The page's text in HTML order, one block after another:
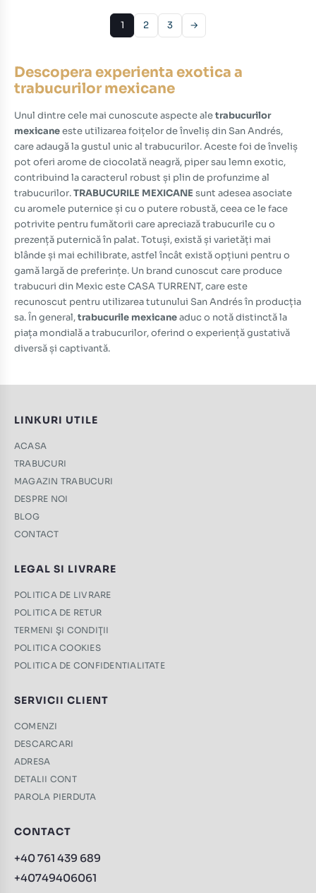
1 2 3 →
Descopera experienta exotica a
trabucurilor mexicane
Unul dintre cele mai cunoscute aspecte aletrabucurilor
mexicaneeste utilizarea foițelor de înveliș din San Andrés,
care adaugă la gustul unic al trabucurilor. Aceste foi de înveliș
pot oferi arome de ciocolată neagră, piper sau lemn exotic,
contribuind la caracterul robust și plin de profunzime al
trabucurilor.TRABUCURILE MEXICANE sunt adesea asociate
cu aromele puternice și cu o putere robustă, ceea ce le face
potrivite pentru fumătorii care apreciazătrabucurilecu o
prezență puternică în palat. Totuși, există și varietăți mai
blânde și mai echilibrate, astfel încât există opțiuni pentru o
gamă largă de preferințe. Un brand cunoscut care produce
trabucuri din Mexiceste CASA TURRENT, care este
recunoscut pentru utilizarea tutunului San Andrésîn producția
sa. În general,trabucurile mexicaneaduc o notă distinctă la
piața mondială atrabucurilor, oferind o experiență gustativă
diversă și captivantă.
LINKURI UTILE
ACASA
TRABUCURI
MAGAZIN TRABUCURI
DESPRE NOI
BLOG
CONTACT
LEGAL SI LIVRARE
POLITICA DE LIVRARE
POLITICA DE RETUR
TERMENI ŞI CONDIŢII
POLITICA COOKIES
POLITICA DE CONFIDENTIALITATE
SERVICII CLIENT
COMENZI
DESCARCARI
ADRESA
DETALII CONT
PAROLA PIERDUTA
CONTACT
+40 761 439 689
+40749406061